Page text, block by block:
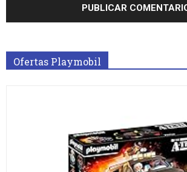
Ofertas Playmobil